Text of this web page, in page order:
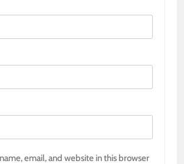
email, and website in this browser